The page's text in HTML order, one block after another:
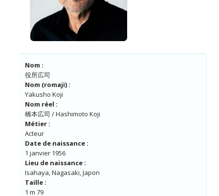
Nom :
役所広司
Nom (romaji) :
Yakusho Koji
Nom réel :
橋本広司 / Hashimoto Koji
Métier :
Acteur
Date de naissance :
1 janvier 1956
Lieu de naissance :
Isahaya, Nagasaki, Japon
Taille :
1 m 79